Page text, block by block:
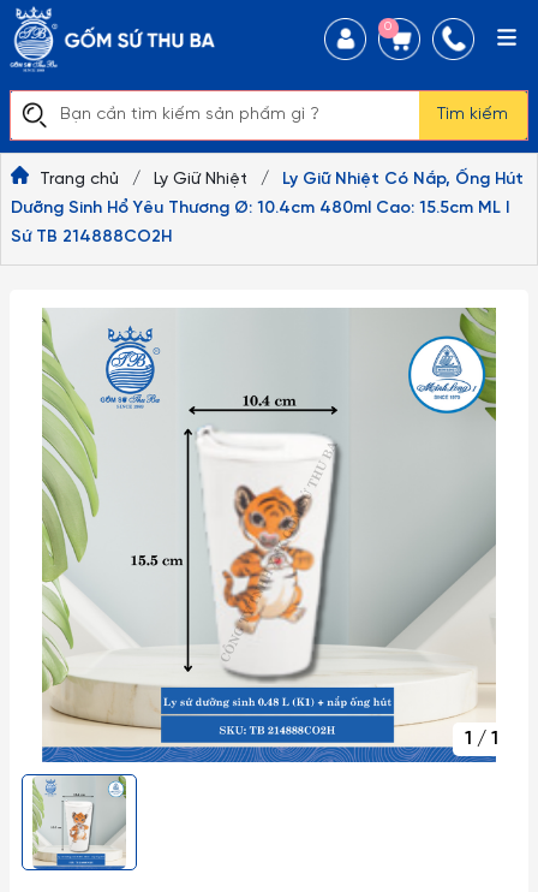
Tìm kiếm
0
Trang chủ / Ly Giữ Nhiệt /
Ly Giữ Nhiệt Có Nắp, Ống Hút
Dưỡng Sinh Hổ Yêu Thương Ø: 10.4cm 480ml Cao: 15.5cm ML I
Sứ TB 214888CO2H
1 / 1